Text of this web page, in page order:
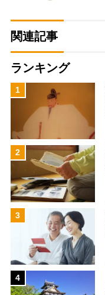
関連記事
ランキング
1
2
3
4